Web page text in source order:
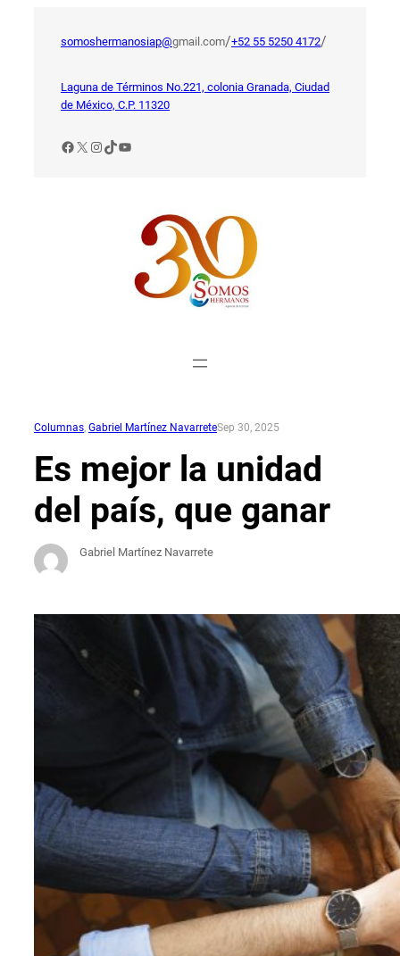
somoshermanosiap@gmail.com/+52 55 5250 4172/
Laguna de Términos No.221, colonia Granada, Ciudad
de México, C.P. 11320
Facebook
X Instagram
TikTok
YouTube
Columnas, Gabriel Martínez NavarreteSep 30, 2025
Es mejor la unidad
del país, que ganar
Gabriel Martínez Navarrete